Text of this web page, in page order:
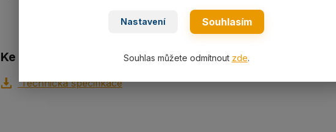
Ke stažení
Technická specifikace
Nastavení Souhlasím
Souhlas můžete odmítnout zde.